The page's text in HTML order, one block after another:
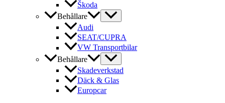
Škoda
Behållare
Audi
SEAT/CUPRA
VW Transportbilar
Behållare
Skadeverkstad
Däck & Glas
Europcar